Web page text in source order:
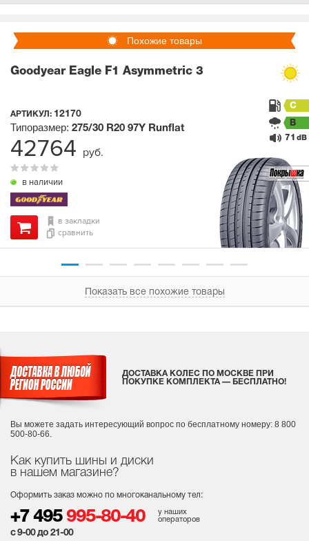
Похожие товары
Goodyear Eagle F1 Asymmetric 3
АРТИКУЛ: 12170
в наличии
Типоразмер: 275/30 R20 97Y Runflat
C
B
71 dB
в закладки
сравнить
42764 руб.
Показать все похожие товары
Как купить шины и диски
в нашем магазине?
Оформить заказ можно по многоканальному тел:
+7 495 995-80-40
у наших
операторов
с 9-00 до 21-00
ДОСТАВКА КОЛЕС ПО МОСКВЕ ПРИ
ПОКУПКЕ КОМПЛЕКТА — БЕСПЛАТНО!
Вы можете задать интересующий вопрос по бесплатному номеру: 8 800
500-80-66.